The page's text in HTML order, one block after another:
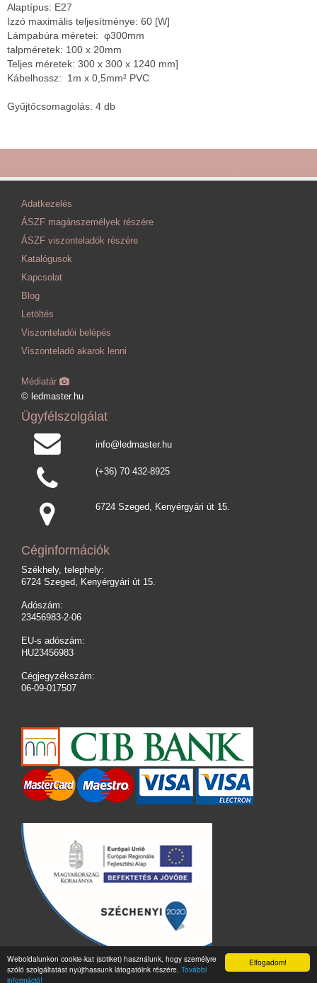
Elfogadom!
Weboldalunkon cookie-kat (sütiket) használunk, hogy személyre
szóló szolgáltatást nyújthassunk látogatóink részére. További
információ!
Alaptípus: E27
Izzó maximális teljesítménye: 60 [W]
Lámpabúra méretei: φ300mm
talpméretek: 100 x 20mm
Teljes méretek: 300 x 300 x 1240 mm]
Kábelhossz: 1m x 0,5mm² PVC
Gyűjtőcsomagolás: 4 db
Adatkezelés
ÁSZF magánszemélyek részére
ÁSZF viszonteladók részére
Katalógusok
Kapcsolat
Blog
Letöltés
Viszonteladói belépés
Viszonteladó akarok lenni
Médiatár
© ledmaster.hu
Ügyfélszolgálat
info@ledmaster.hu
(+36) 70 432-8925
6724 Szeged, Kenyérgyári út 15.
Céginformációk
Székhely, telephely:
6724 Szeged, Kenyérgyári út 15.
Adószám:
23456983-2-06
EU-s adószám:
HU23456983
Cégjegyzékszám:
06-09-017507